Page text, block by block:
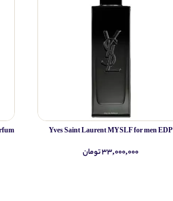
Yves Saint Laurent MYSLF for men EDP
۳۳,۰۰۰,۰۰۰ تومان